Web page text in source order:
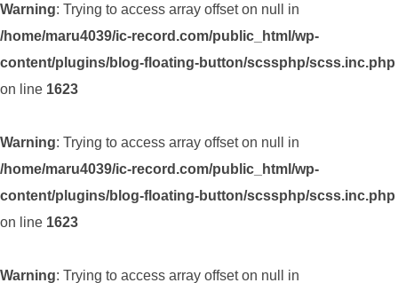
Warning: Trying to access array offset on null in
/home/maru4039/ic-record.com/public_html/wp-
content/plugins/blog-floating-button/scssphp/scss.inc.php
on line 1623
Warning: Trying to access array offset on null in
/home/maru4039/ic-record.com/public_html/wp-
content/plugins/blog-floating-button/scssphp/scss.inc.php
on line 1623
Warning: Trying to access array offset on null in